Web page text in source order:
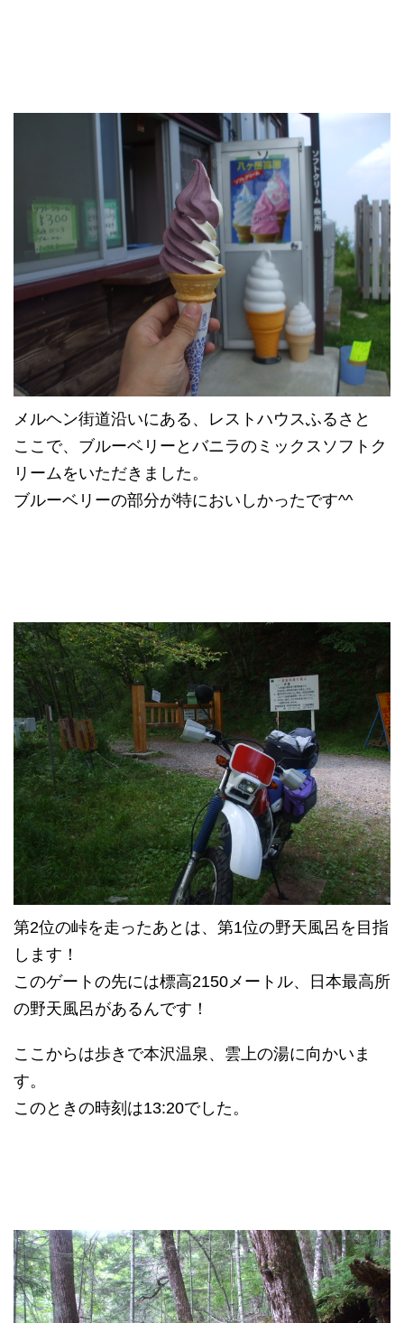
メルヘン街道沿いにある、レストハウスふるさと
ここで、ブルーベリーとバニラのミックスソフトク
リームをいただきました。
ブルーベリーの部分が特においしかったです^^
第2位の峠を走ったあとは、第1位の野天風呂を目指
します！
このゲートの先には標高2150メートル、日本最高所
の野天風呂があるんです！
ここからは歩きで本沢温泉、雲上の湯に向かいま
す。
このときの時刻は13:20でした。